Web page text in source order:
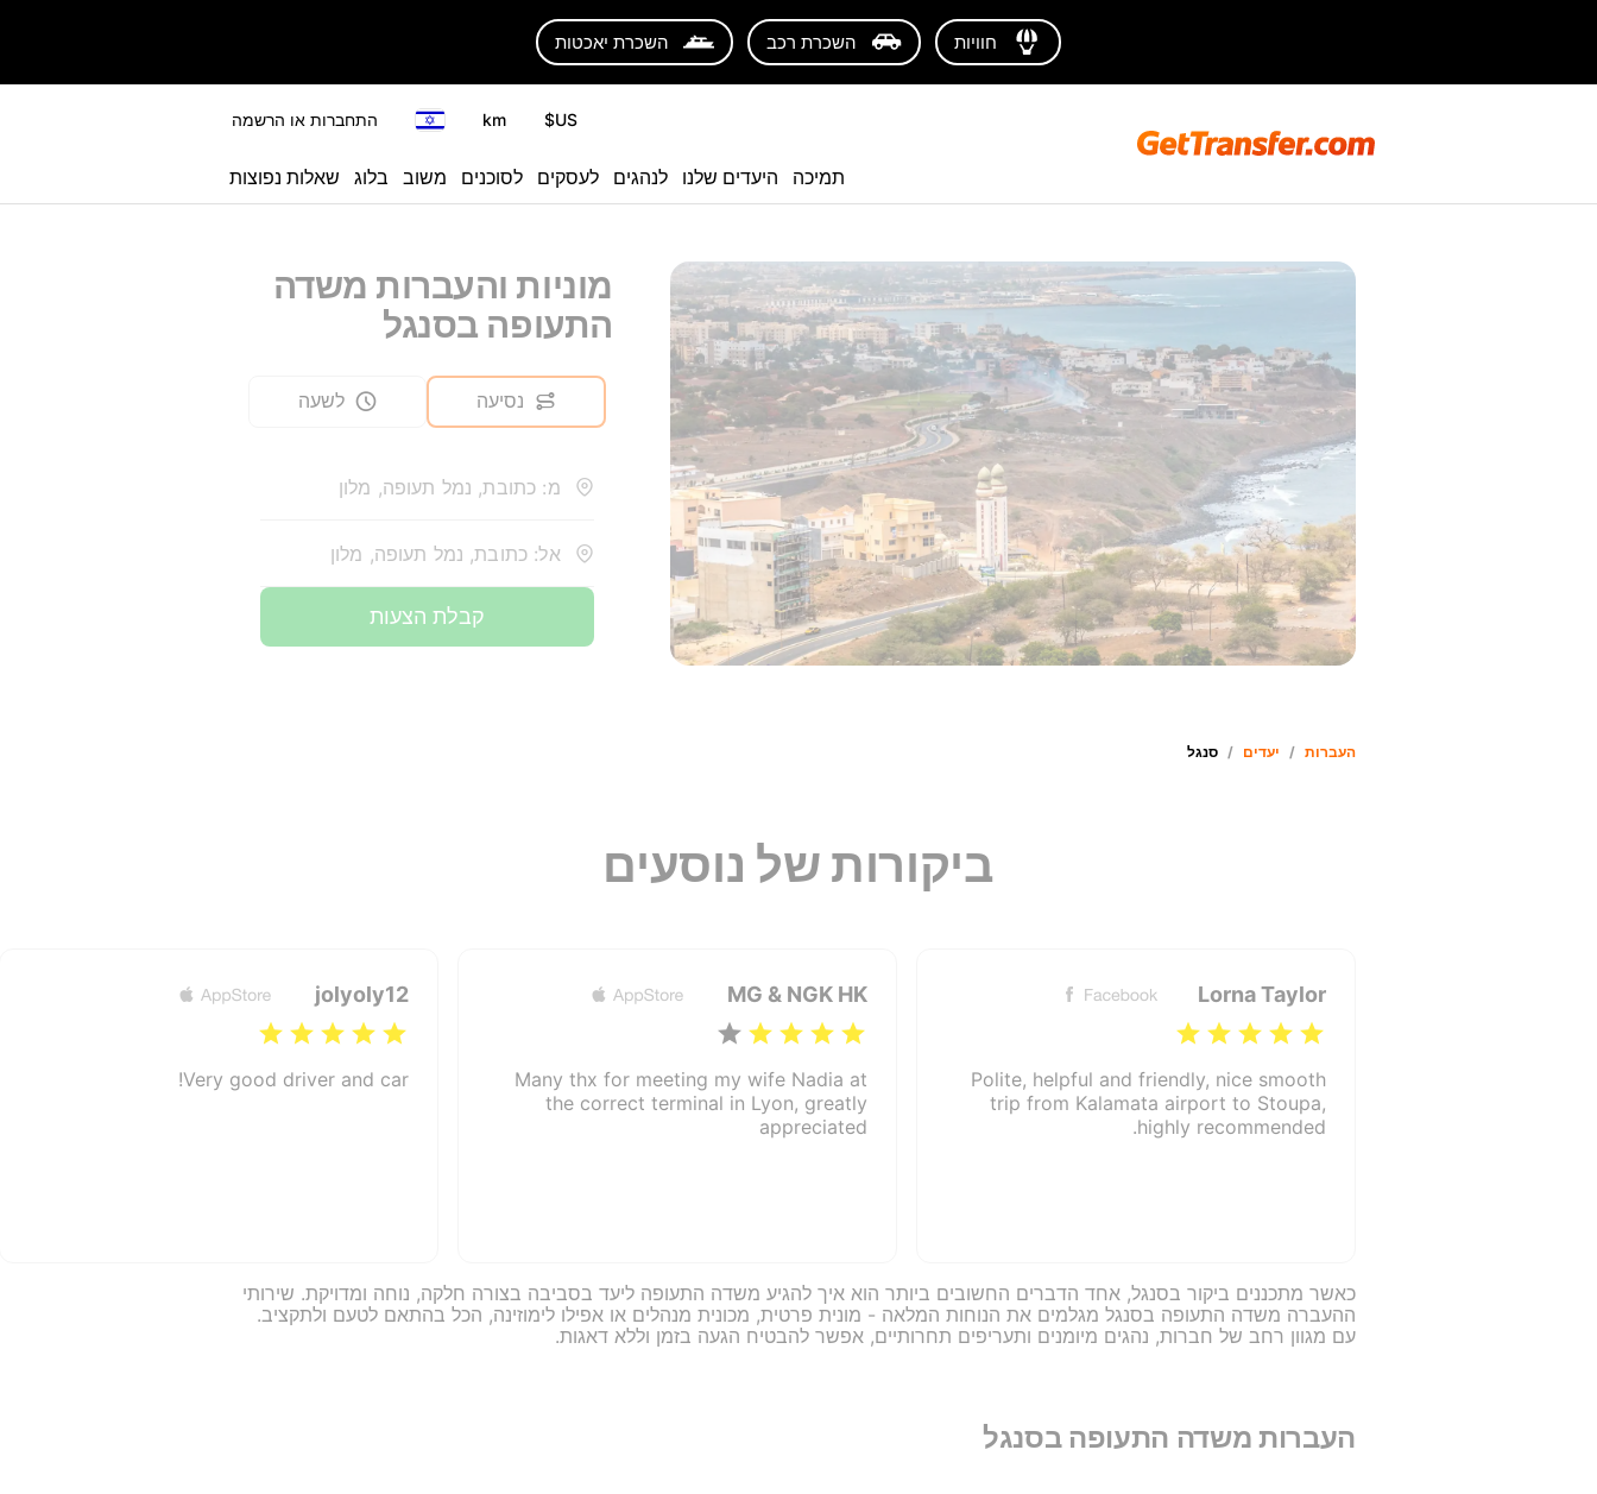
חוויות השכרת רכב השכרת יאכטות
US$
km התחברות או הרשמה
תמיכה היעדים שלנו לנהגים לעסקים לסוכנים משוב בלוג שאלות נפוצות
מוניות והעברות משדה
התעופה בסנגל
נסיעה לשעה
מ: כתובת, נמל תעופה, מלון
אל: כתובת, נמל תעופה, מלון
קבלת הצעות
העברות / יעדים / סנגל
ביקורות של נוסעים
Lorna Taylor
Polite, helpful and friendly, nice smooth
trip from Kalamata airport to Stoupa,
highly recommended.
MG & NGK HK
Many thx for meeting my wife Nadia at
the correct terminal in Lyon, greatly
appreciated
jolyoly12
Very good driver and car!
כאשר מתכננים ביקור בסנגל, אחד הדברים החשובים ביותר הוא איך להגיע משדה התעופה ליעד בסביבה בצורה חלקה, נוחה ומדויקת. שירותי
ההעברה משדה התעופה בסנגל מגלמים את הנוחות המלאה - מונית פרטית, מכונית מנהלים או אפילו לימוזינה, הכל בהתאם לטעם ולתקציב.
עם מגוון רחב של חברות, נהגים מיומנים ותעריפים תחרותיים, אפשר להבטיח הגעה בזמן וללא דאגות.
העברות משדה התעופה בסנגל